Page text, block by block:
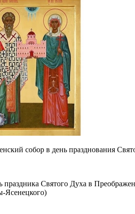
собор в день празднования
праздника Святого Духа в
Ясенецкого)